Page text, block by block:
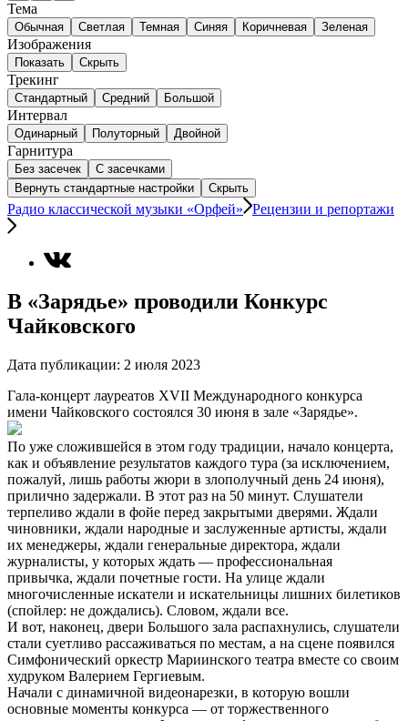
Тема
Обычная Светлая Темная Синяя Коричневая Зеленая
Изображения
Показать Скрыть
Трекинг
Стандартный Средний Большой
Интервал
Одинарный Полуторный Двойной
Гарнитура
Без засечек
С засечками
Вернуть стандартные настройки
Скрыть
Радио классической музыки «Орфей» Рецензии и репортажи
В «Зарядье» проводили Конкурс
Чайковского
Дата публикации: 2 июля 2023
Гала-концерт лауреатов XVII Международного конкурса
имени Чайковского состоялся 30 июня в зале «Зарядье».
По уже сложившейся в этом году традиции, начало концерта,
как и объявление результатов каждого тура (за исключением,
пожалуй, лишь работы жюри в злополучный день 24 июня),
прилично задержали. В этот раз на 50 минут. Слушатели
терпеливо ждали в фойе перед закрытыми дверями. Ждали
чиновники, ждали народные и заслуженные артисты, ждали
их менеджеры, ждали генеральные директора, ждали
журналисты, у которых ждать — профессиональная
привычка, ждали почетные гости. На улице ждали
многочисленные искатели и искательницы лишних билетиков
(спойлер: не дождались). Словом, ждали все.
И вот, наконец, двери Большого зала распахнулись, слушатели
стали суетливо рассаживаться по местам, а на сцене появился
Симфонический оркестр Мариинского театра вместе со своим
худруком Валерием Гергиевым.
Начали с динамичной видеонарезки, в которую вошли
основные моменты конкурса — от торжественного